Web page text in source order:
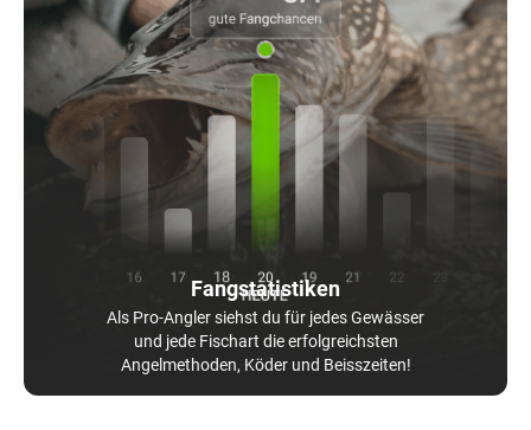
Fangstatistiken
Als Pro-Angler siehst du für jedes Gewässer
und jede Fischart die erfolgreichsten
Angelmethoden, Köder und Beisszeiten!